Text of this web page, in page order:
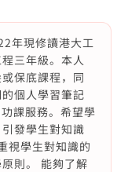
年現修讀港大工
三年級。本人
保底課程，同
個人學習筆記
課服務。希望學
發學生對知識
視學生對知識的
則。 能夠了解